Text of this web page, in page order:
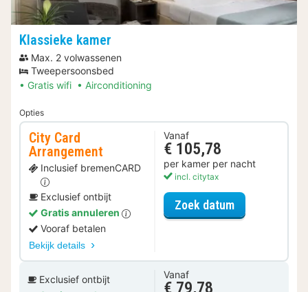
Klassieke kamer
Max. 2 volwassenen
Tweepersoonsbed
Gratis wifi
Airconditioning
Opties
City Card
Arrangement
Inclusief bremenCARD
Exclusief ontbijt
Gratis annuleren
Vooraf betalen
Bekijk details
Vanaf
€ 105,78
per kamer per nacht
incl. citytax
Zoek datumvoor City
Exclusief ontbijt
Vanaf